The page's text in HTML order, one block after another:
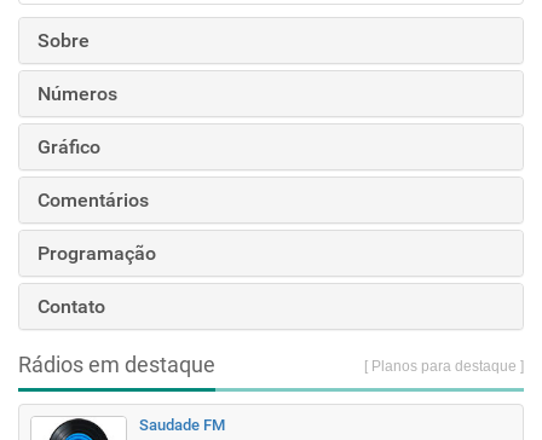
Sobre
Números
Gráfico
Comentários
Programação
Contato
Rádios em destaque [ Planos para destaque ]
Saudade FM